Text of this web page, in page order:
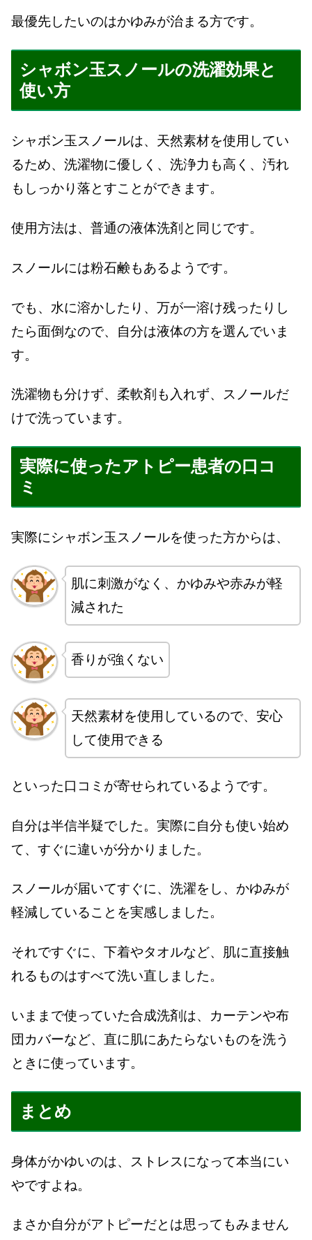
最優先したいのはかゆみが治まる方です。
シャボン玉スノールの洗濯効果と
使い方
シャボン玉スノールは、天然素材を使用してい
るため、洗濯物に優しく、洗浄力も高く、汚れ
もしっかり落とすことができます。
使用方法は、普通の液体洗剤と同じです。
スノールには粉石鹸もあるようです。
でも、水に溶かしたり、万が一溶け残ったりし
たら面倒なので、自分は液体の方を選んでいま
す。
洗濯物も分けず、柔軟剤も入れず、スノールだ
けで洗っています。
実際に使ったアトピー患者の口コ
ミ
実際にシャボン玉スノールを使った方からは、
肌に刺激がなく、かゆみや赤みが軽
減された
香りが強くない
天然素材を使用しているので、安心
して使用できる
といった口コミが寄せられているようです。
自分は半信半疑でした。実際に自分も使い始め
て、すぐに違いが分かりました。
スノールが届いてすぐに、洗濯をし、かゆみが
軽減していることを実感しました。
それですぐに、下着やタオルなど、肌に直接触
れるものはすべて洗い直しました。
いままで使っていた合成洗剤は、カーテンや布
団カバーなど、直に肌にあたらないものを洗う
ときに使っています。
まとめ
身体がかゆいのは、ストレスになって本当にい
やですよね。
まさか自分がアトピーだとは思ってもみません